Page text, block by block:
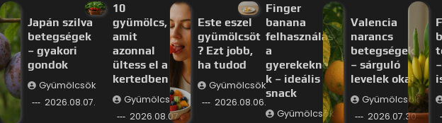
Japán szilva
betegségek
– gyakori
gondok
Gyümölcsök
2026.08.07.
10
gyümölcs,
amit
azonnal
ültess el a
kertedben
Gyümölcsök
2026.08.07.
Este eszel
gyümölcsöt
? Ezt jobb,
ha tudod
Gyümölcsök
2026.08.06.
Finger
banana
felhasználás
a
gyerekekne
k – ideális
snack
Gyümölcsök
Valencia
narancs
betegségek
– sárguló
levelek okai
Gyümölcsök
2026.07.30.